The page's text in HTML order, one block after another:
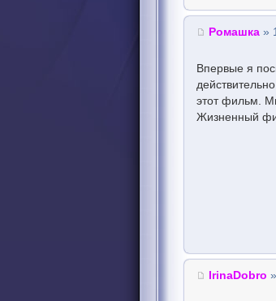
Ромашка »
Впервые я
этот фильм.
Жизненный
IrinaDobro